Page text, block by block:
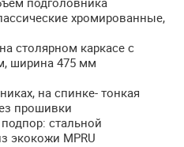
хромированные,
столярном каркасе c
ширина 475 мм
на спинке- тонкая
прошивки
стальной
экокожи MPRU